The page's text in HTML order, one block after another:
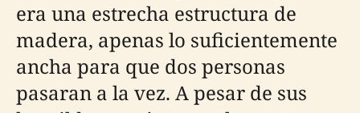
era una estrecha estructura de
madera, apenas lo suficientemente
ancha para que dos personas
pasaran a la vez. A pesar de sus